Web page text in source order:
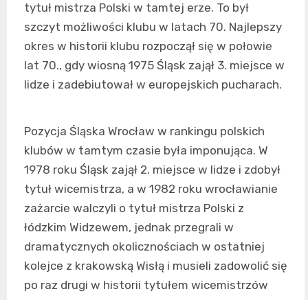
tytuł mistrza Polski w tamtej erze. To był
szczyt możliwości klubu w latach 70. Najlepszy
okres w historii klubu rozpoczął się w połowie
lat 70., gdy wiosną 1975 Śląsk zajął 3. miejsce w
lidze i zadebiutował w europejskich pucharach.
Pozycja Śląska Wrocław w rankingu polskich
klubów w tamtym czasie była imponująca. W
1978 roku Śląsk zajął 2. miejsce w lidze i zdobył
tytuł wicemistrza, a w 1982 roku wrocławianie
zażarcie walczyli o tytuł mistrza Polski z
łódzkim Widzewem, jednak przegrali w
dramatycznych okolicznościach w ostatniej
kolejce z krakowską Wisłą i musieli zadowolić się
po raz drugi w historii tytułem wicemistrzów